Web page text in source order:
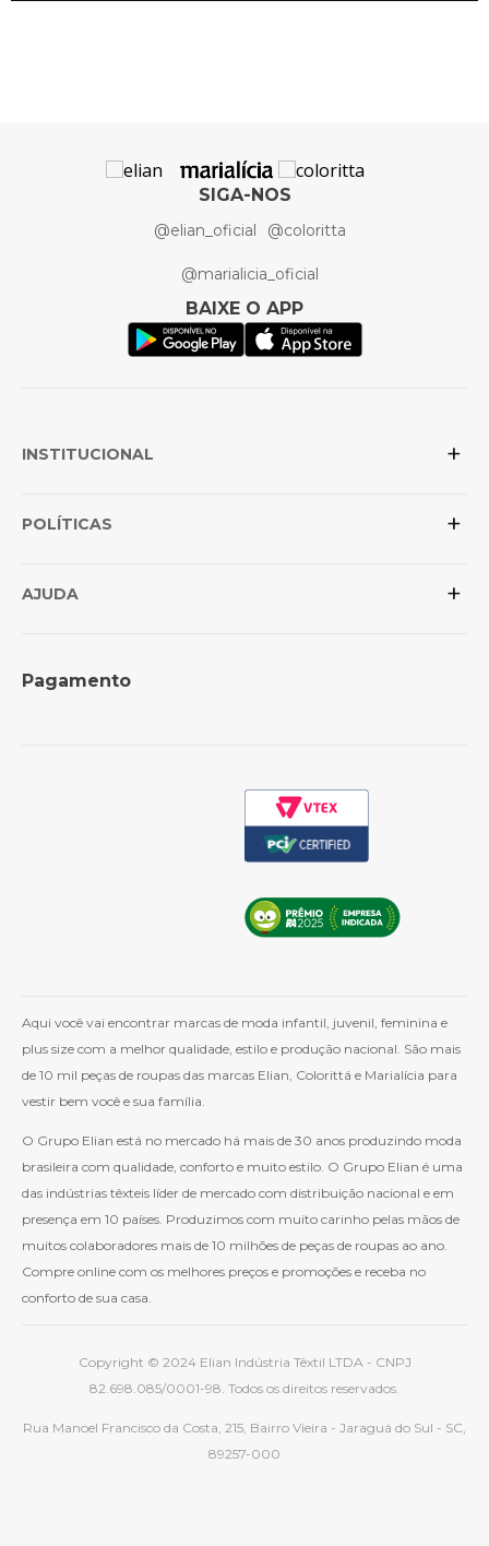
Material Principal
SIGA-NOS
@elian_oficial @coloritta
@marialicia_oficial
BAIXE O APP
INSTITUCIONAL +
Sobre a Elian
Conheça as marcas
POLÍTICAS +
Política de Privacidade
Política de Frete
AJUDA +
Como Comprar
Pagamento
Aqui você vai encontrar marcas de moda infantil, juvenil, feminina e
plus size com a melhor qualidade, estilo e produção nacional. São mais
de 10 mil peças de roupas das marcas Elian, Colorittá e Marialícia para
vestir bem você e sua família.
O Grupo Elian está no mercado há mais de 30 anos produzindo moda
brasileira com qualidade, conforto e muito estilo. O Grupo Elian é uma
das indústrias têxteis líder de mercado com distribuição nacional e em
presença em 10 países. Produzimos com muito carinho pelas mãos de
muitos colaboradores mais de 10 milhões de peças de roupas ao ano.
Compre online com os melhores preços e promoções e receba no
conforto de sua casa.
Copyright © 2024 Elian Indústria Têxtil LTDA - CNPJ
82.698.085/0001-98. Todos os direitos reservados.
Rua Manoel Francisco da Costa, 215, Bairro Vieira - Jaraguá do Sul - SC,
89257-000